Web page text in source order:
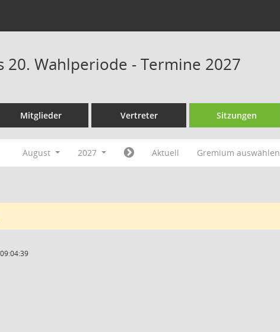
20. Wahlperiode - Termine 2027
Mitglieder Vertreter Sitzungen
August 2027 Aktuell Gremium auswählen